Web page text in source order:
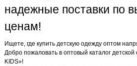
надежные поставки по
ценам!
Ищете, где купить детскую одежду оптом
Добро пожаловать в оптовый каталог
KIDS»!